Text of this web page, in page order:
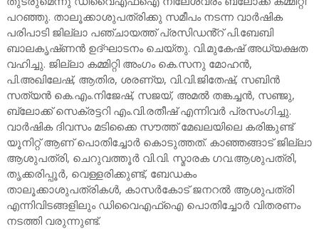
പറഞ്ഞു. താലൂക്കാശുപത്രിക്കു സമീപം നടന്ന വാർഷിക
പരിപാടി ജില്ലാ പഞ്ചായത്ത് പ്രസിഡൻ്റ് പി.ബേബി
ബാലകൃഷ്‌ണൻ ഉദ്ഘാടനം ചെയ്തു. വി.മുകേഷ് അധ്യക്ഷത
വഹിച്ചു. ജില്ലാ കമ്മിറ്റി അംഗം കെ.സനു മോഹൻ,
പി.അഖിലേഷ്, ആതിര, ശരണ്യ, വി.വി.ജിതേഷ്, സബിൻ
സത്യൻ കെ.എം.നിജേഷ്, സജയ്, അമൽ തങ്കച്ചൻ, സഞ്ജു,
ബ്ലോക്ക് സെക്രട്ടറി എം.വി.രതീഷ് എന്നിവർ പ്രസംഗിച്ചു.
വാർഷിക ദിവസം മടിക്കൈ സൗത്ത് മേഖലയിലെ കരിങ്കുണ്ട്
യൂനിറ്റ് ആണ് പൊതിച്ചോർ കൊടുത്തത്. കാഞ്ഞങ്ങാട് ജില്ലാ
ആശുപത്രി, ചെറുവത്തൂർ വി.വി. സ്മാരക ഗവ.ആശുപത്രി,
തൃക്കരിപ്പൂർ, വെള്ളരിക്കുണ്ട്, ബേഡകം
താലൂക്കാശുപത്രികൾ, കാസർകോട് ജനറൽ ആശുപത്രി
എന്നിവിടങ്ങളിലും ഡിവൈഎഫ്ഐ പൊതിച്ചോർ വിതരണം
നടത്തി വരുന്നുണ്ട്.